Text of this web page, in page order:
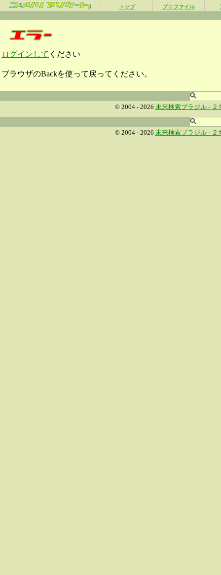
β トップ プロファイル
ログインして ください
ブラウザのBackを使って戻ってください。
© 2004 - 2026 未来検索ブラジル - ２
© 2004 - 2026 未来検索ブラジル - ２